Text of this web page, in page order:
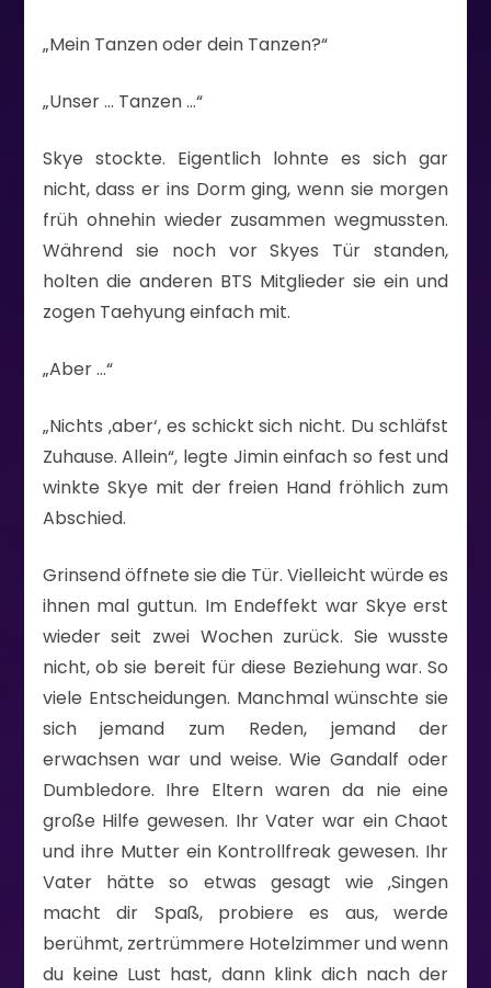
„Mein Tanzen oder dein Tanzen?“
„Unser … Tanzen …“
Skye stockte. Eigentlich lohnte es sich gar
nicht, dass er ins Dorm ging, wenn sie morgen
früh ohnehin wieder zusammen wegmussten.
Während sie noch vor Skyes Tür standen,
holten die anderen BTS Mitglieder sie ein und
zogen Taehyung einfach mit.
„Aber …“
„Nichts ‚aber‘, es schickt sich nicht. Du schläfst
Zuhause. Allein“, legte Jimin einfach so fest und
winkte Skye mit der freien Hand fröhlich zum
Abschied.
Grinsend öffnete sie die Tür. Vielleicht würde es
ihnen mal guttun. Im Endeffekt war Skye erst
wieder seit zwei Wochen zurück. Sie wusste
nicht, ob sie bereit für diese Beziehung war. So
viele Entscheidungen. Manchmal wünschte sie
sich jemand zum Reden, jemand der
erwachsen war und weise. Wie Gandalf oder
Dumbledore. Ihre Eltern waren da nie eine
große Hilfe gewesen. Ihr Vater war ein Chaot
und ihre Mutter ein Kontrollfreak gewesen. Ihr
Vater hätte so etwas gesagt wie ‚Singen
macht dir Spaß, probiere es aus, werde
berühmt, zertrümmere Hotelzimmer und wenn
du keine Lust hast, dann klink dich nach der